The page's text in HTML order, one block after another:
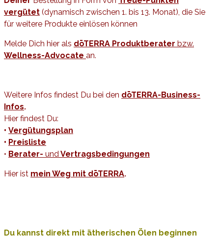
vergütet (dynamisch zwischen 1. bis 13. Monat), die Sie
für weitere Produkte einlösen können
Melde Dich hier als dōTERRA Produktberater bzw.
Wellness-Advocate an.
Weitere Infos findest Du bei den dōTERRA-Business-
Infos.
Hier findest Du:
• Vergütungsplan
• Preisliste
• Berater- und Vertragsbedingungen
Hier ist mein Weg mit dōTERRA.
Du kannst direkt mit ätherischen Ölen beginnen